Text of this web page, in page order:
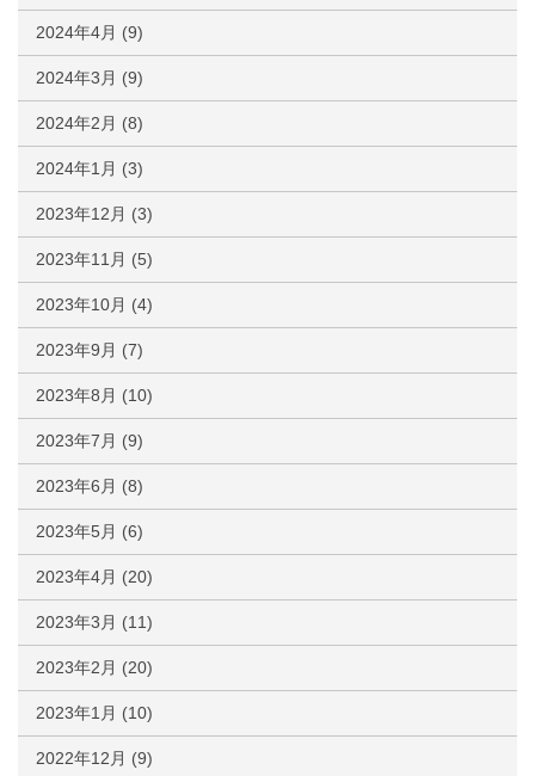
2024年4月 (9)
2024年3月 (9)
2024年2月 (8)
2024年1月 (3)
2023年12月 (3)
2023年11月 (5)
2023年10月 (4)
2023年9月 (7)
2023年8月 (10)
2023年7月 (9)
2023年6月 (8)
2023年5月 (6)
2023年4月 (20)
2023年3月 (11)
2023年2月 (20)
2023年1月 (10)
2022年12月 (9)